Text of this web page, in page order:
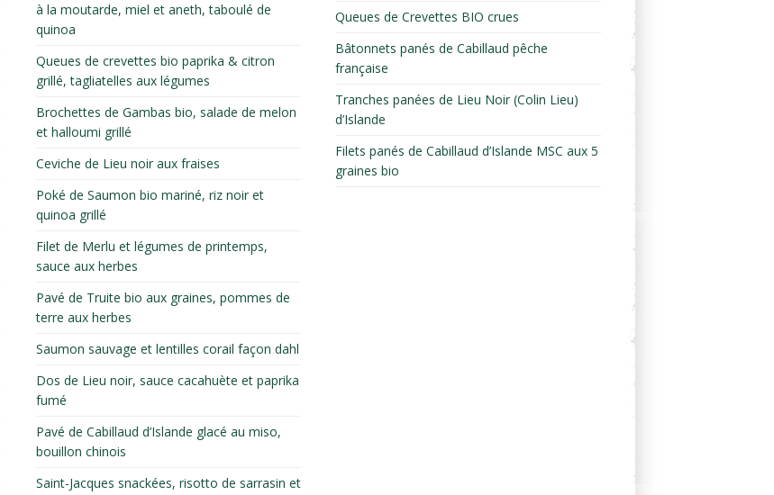
à la moutarde, miel et aneth, taboulé de
quinoa
Queues de crevettes bio paprika & citron
grillé, tagliatelles aux légumes
Brochettes de Gambas bio, salade de melon
et halloumi grillé
Ceviche de Lieu noir aux fraises
Poké de Saumon bio mariné, riz noir et
quinoa grillé
Filet de Merlu et légumes de printemps,
sauce aux herbes
Pavé de Truite bio aux graines, pommes de
terre aux herbes
Saumon sauvage et lentilles corail façon dahl
Dos de Lieu noir, sauce cacahuète et paprika
fumé
Pavé de Cabillaud d’Islande glacé au miso,
bouillon chinois
Saint-Jacques snackées, risotto de sarrasin et
Queues de Crevettes BIO crues
Bâtonnets panés de Cabillaud pêche
française
Tranches panées de Lieu Noir (Colin Lieu)
d’Islande
Filets panés de Cabillaud d’Islande MSC aux 5
graines bio